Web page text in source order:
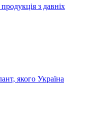
з давніх
якого Україна